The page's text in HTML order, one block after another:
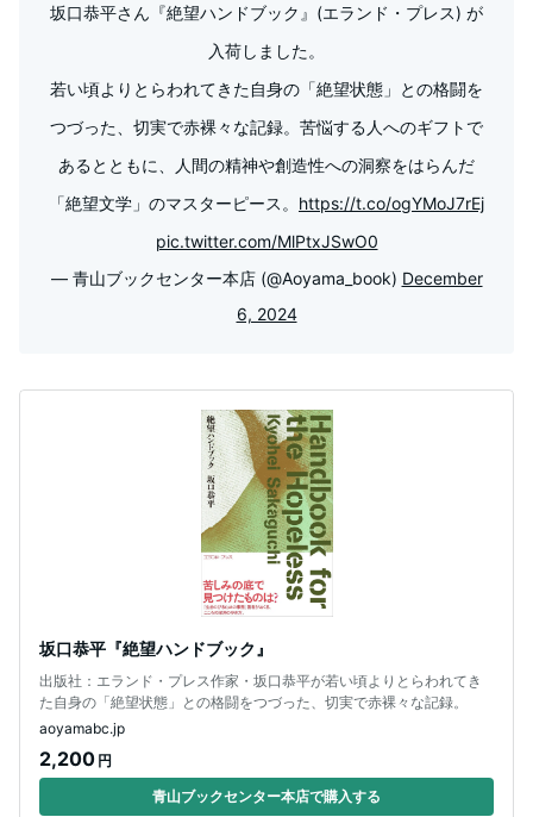
坂口恭平さん『絶望ハンドブック』(エランド・プレス) が
入荷しました。
若い頃よりとらわれてきた自身の「絶望状態」との格闘を
つづった、切実で赤裸々な記録。苦悩する人へのギフトで
あるとともに、人間の精神や創造性への洞察をはらんだ
「絶望文学」のマスターピース。 https://t.co/ogYMoJ7rEj
pic.twitter.com/MlPtxJSwO0
— 青山ブックセンター本店 (@Aoyama_book) December
6, 2024
坂口恭平『絶望ハンドブック』
出版社：エランド・プレス作家・坂口恭平が若い頃よりとらわれてき
た自身の「絶望状態」との格闘をつづった、切実で赤裸々な記録。
aoyamabc.jp
2,200 円
青山ブックセンター本店で購入する